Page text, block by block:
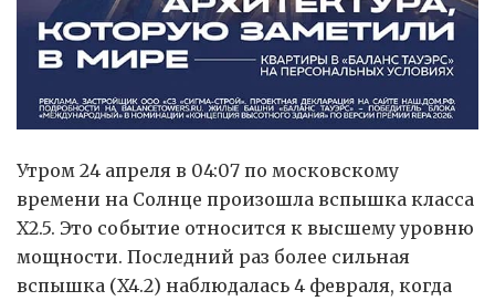
Утром 24 апреля в 04:07 по московскому
времени на Солнце произошла вспышка класса
X2.5. Это событие относится к высшему уровню
мощности. Последний раз более сильная
вспышка (X4.2) наблюдалась 4 февраля, когда